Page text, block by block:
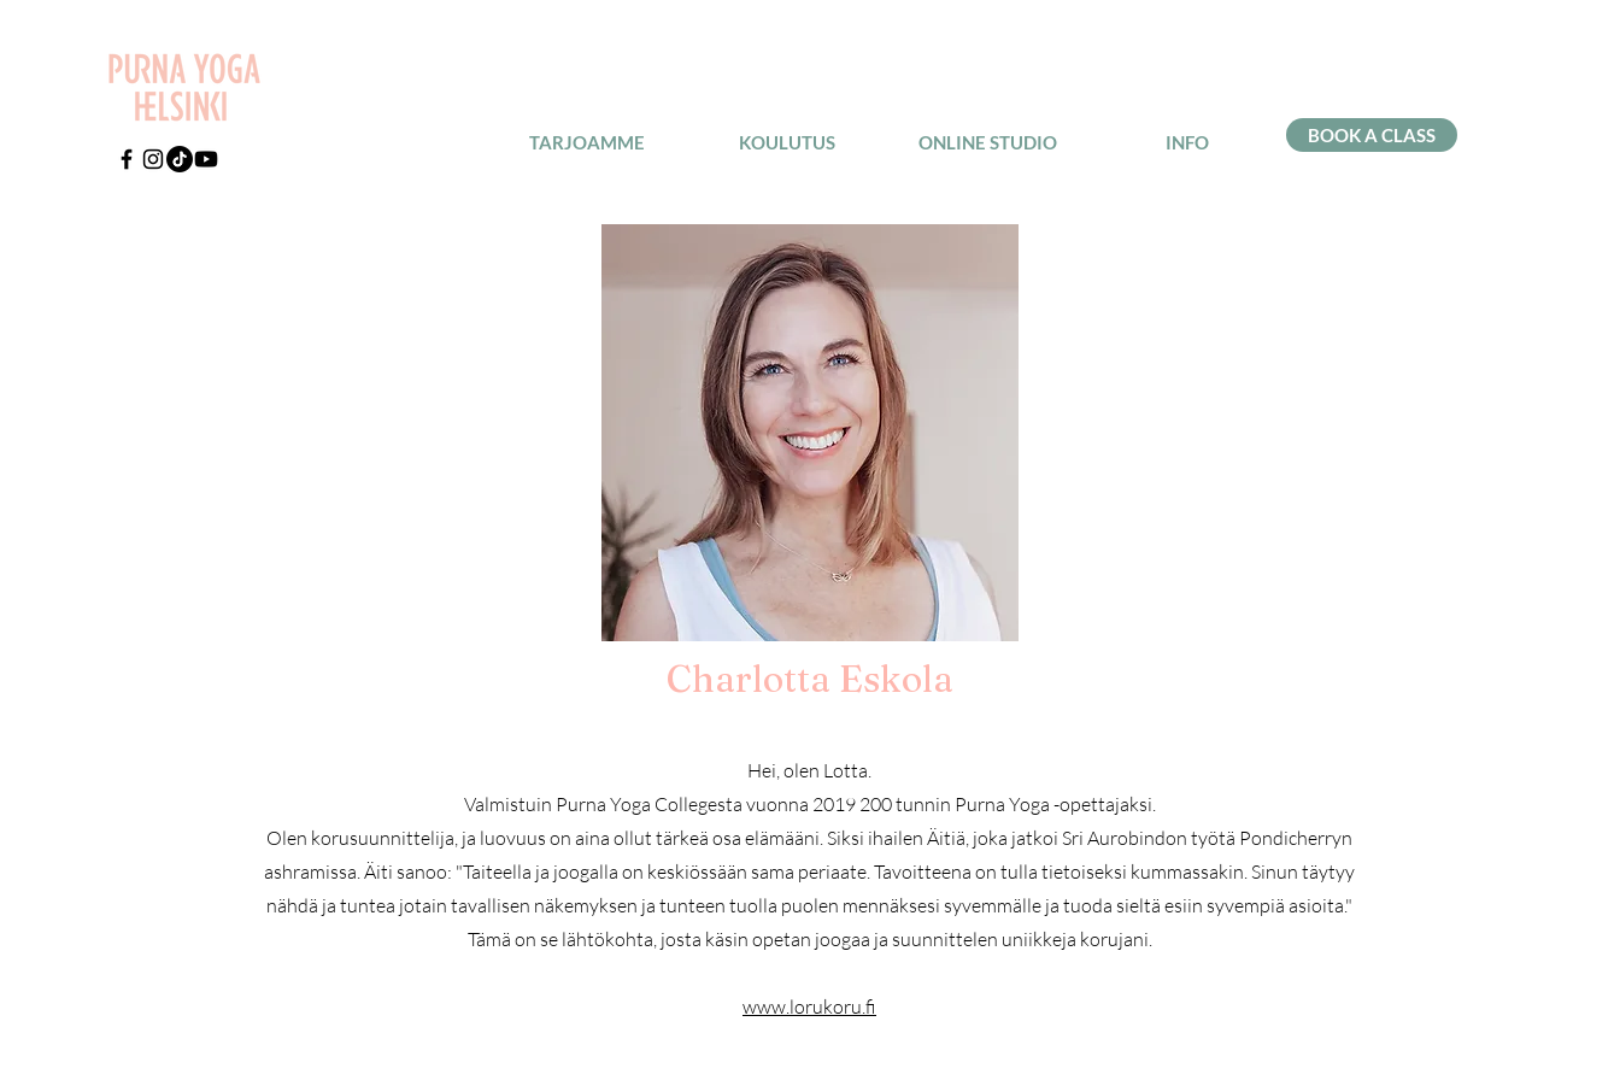
TARJOAMME KOULUTUS ONLINE STUDIO INFO BOOK A CLASS
Charlotta Eskola
Hei, olen Lotta.
Valmistuin Purna Yoga Collegesta vuonna 2019 200 tunnin Purna Yoga -opettajaksi.
Olen korusuunnittelija, ja luovuus on aina ollut tärkeä osa elämääni. Siksi ihailen Äitiä, joka jatkoi Sri Aurobindon työtä Pondicherryn
ashramissa. Äiti sanoo: "Taiteella ja joogalla on keskiössään sama periaate. Tavoitteena on tulla tietoiseksi kummassakin. Sinun täytyy
nähdä ja tuntea jotain tavallisen näkemyksen ja tunteen tuolla puolen mennäksesi syvemmälle ja tuoda sieltä esiin syvempiä asioita."
Tämä on se lähtökohta, josta käsin opetan joogaa ja suunnittelen uniikkeja korujani.
www.lorukoru.fi